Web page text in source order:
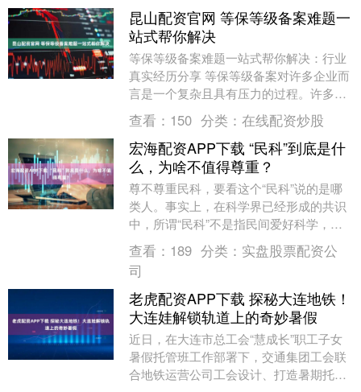
昆山配资官网 等保等级备案难题一
站式帮你解决
等保等级备案难题一站式帮你解决：行业
真实经历分享 等保等级备案对许多企业而
言是一个复杂且具有压力的过程。许多企
业误以为只需安装防火墙和VPN即可合
规，但实际上，....
查看： 150 分类： 在线配资炒股
宏海配资APP下载 “民科”到底是什
么，为啥不值得尊重？
尊不尊重民科，要看这个“民科”说的是哪
类人。事实上，在科学界已经形成的共识
中，所谓“民科”不是指民间爱好科学，具
有科学精神并努力学习，想凭一己之力发
明创造出新技....
查看： 189 分类： 实盘股票配资公
司
老虎配资APP下载 探秘大连地铁！
大连娃解锁轨道上的奇妙暑假
近日，在大连市总工会“慧成长”职工子女
暑假托管班工作部署下，交通集团工会联
合地铁运营公司工会设计、打造暑期托管